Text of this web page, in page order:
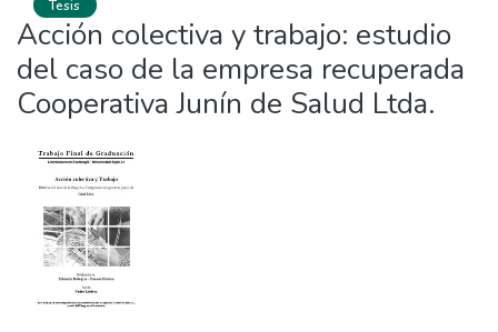
Tesis
Acción colectiva y trabajo: estudio
del caso de la empresa recuperada
Cooperativa Junín de Salud Ltda.